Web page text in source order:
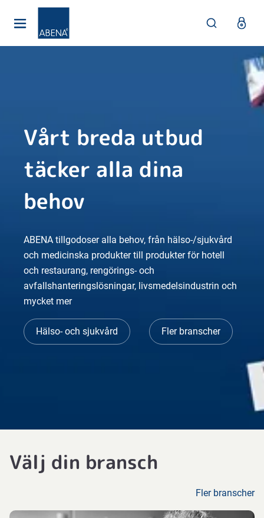
Vårt breda utbud
täcker alla dina
behov
ABENA tillgodoser alla behov, från hälso-/sjukvård
och medicinska produkter till produkter för hotell
och restaurang, rengörings- och
avfallshanteringslösningar, livsmedelsindustrin och
mycket mer
Hälso- och sjukvård Fler branscher
Välj din bransch
Fler branscher